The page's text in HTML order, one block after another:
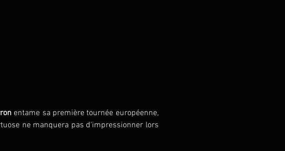
entame sa première tournée européenne,
ne manquera pas d'impressionner lors